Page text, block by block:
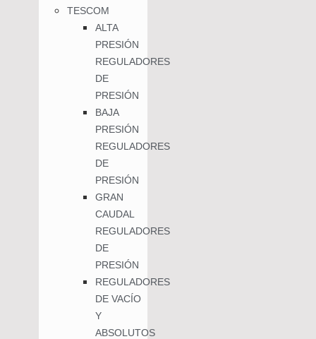
TESCOM
ALTA
PRESIÓN
REGULADORES
DE
PRESIÓN
BAJA
PRESIÓN
REGULADORES
DE
PRESIÓN
GRAN
CAUDAL
REGULADORES
DE
PRESIÓN
REGULADORES
DE VACÍO
Y
ABSOLUTOS